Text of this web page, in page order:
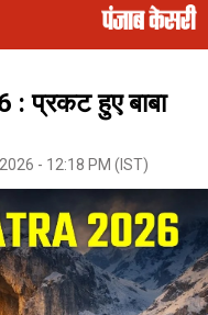
प्रकट हुए बाबा
- 12:18 PM (IST)